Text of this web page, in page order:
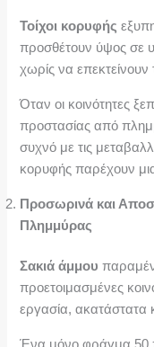
Τοίχοι κορυφής
προσθέτουν ύψος σε
χωρίς να
Όταν οι κοινότητες
προστασίας από
συχνό με τις
κορυφής παρέχουν
Προσωρινά και
Πλημμύρας
Σακιά άμμου
προετοιμασμένες
εργασία, ακατάστατα